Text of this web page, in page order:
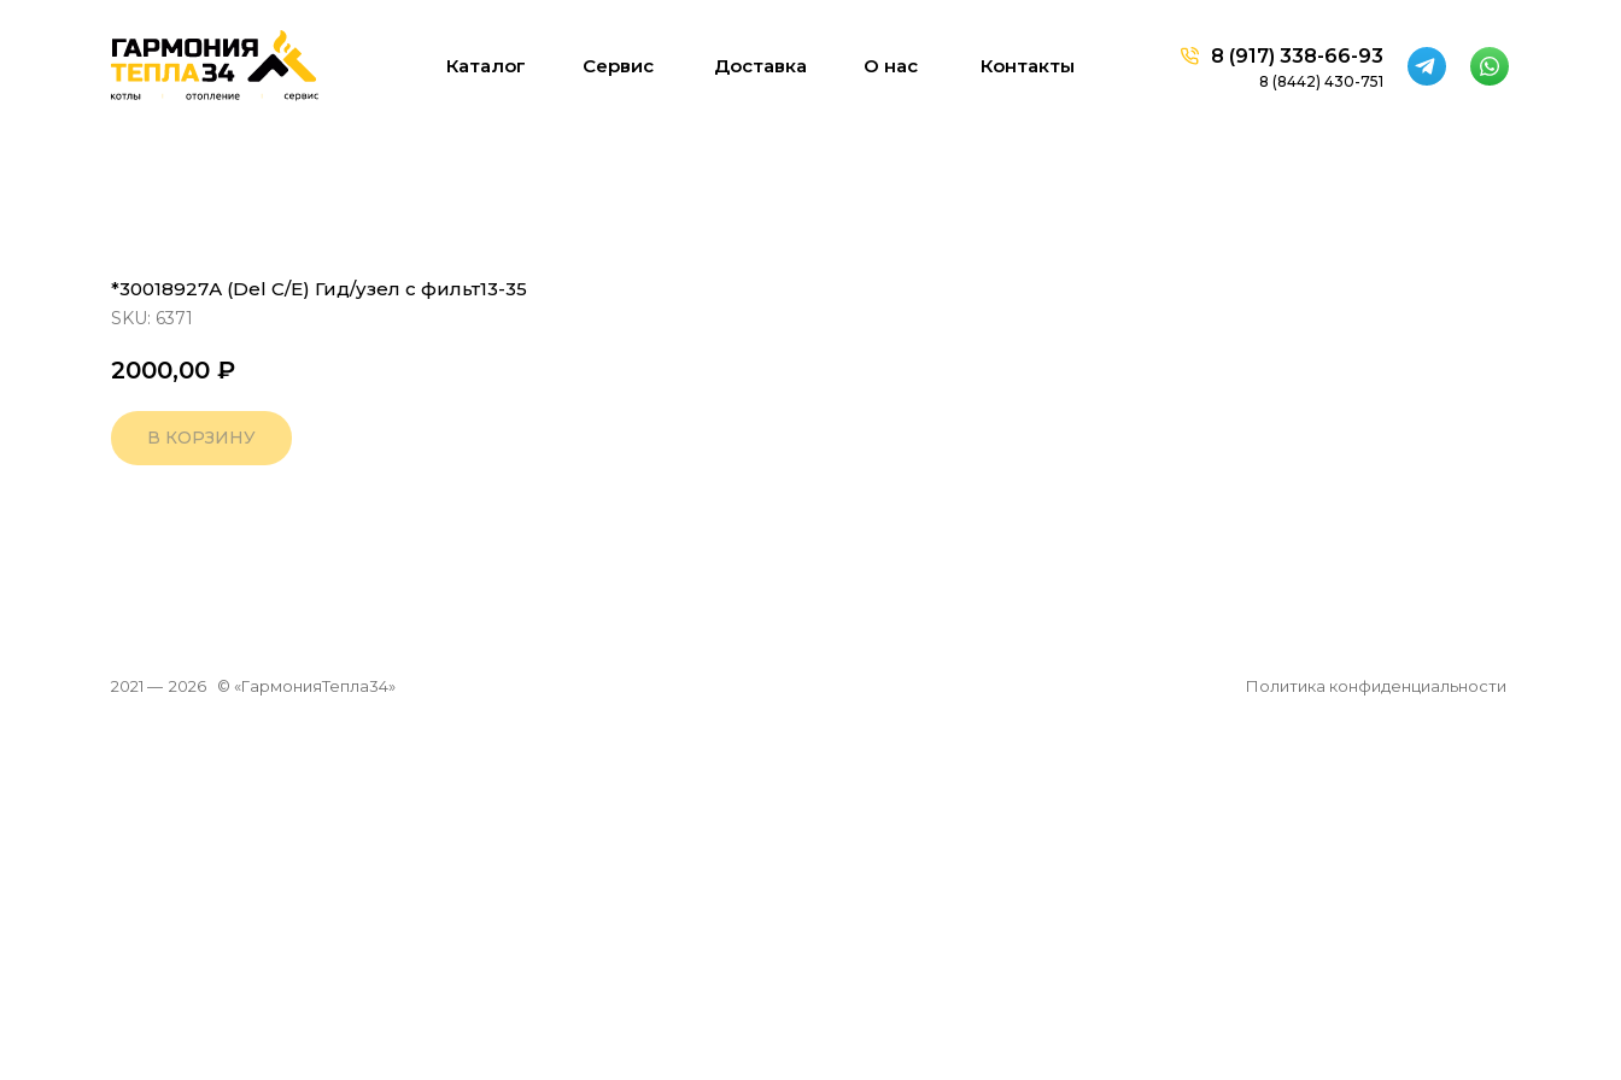
8 (8442) 430-751
8 (917) 338-66-93
Сервис Доставка О нас Контакты
Каталог
*30018927А (Del C/E) Гид/узел с фильт13-35
SKU: 6371
2000,00 ₽
В КОРЗИНУ
Политика конфиденциальности
© «ГармонияТепла34»
2026
2021 —